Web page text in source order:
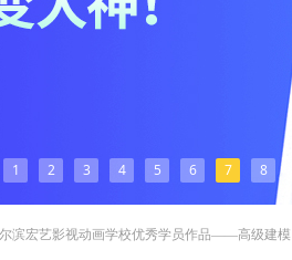
1 2 3 4 5 6 7 8
尔滨宏艺影视动画学校优秀学员作品——高级建模